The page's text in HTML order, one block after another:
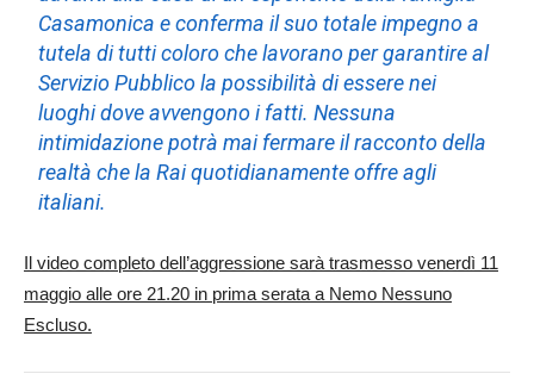
Casamonica e conferma il suo totale impegno a
tutela di tutti coloro che lavorano per garantire al
Servizio Pubblico la possibilità di essere nei
luoghi dove avvengono i fatti. Nessuna
intimidazione potrà mai fermare il racconto della
realtà che la Rai quotidianamente offre agli
italiani.
Il video completo dell’aggressione sarà trasmesso venerdì 11
maggio alle ore 21.20 in prima serata a Nemo Nessuno
Escluso.